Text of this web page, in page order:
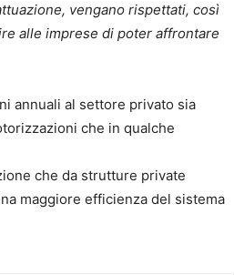
vengano rispettati, così
alle imprese di poter affrontare
annuali al settore privato sia
che in qualche
che da strutture private
maggiore efficienza del sistema